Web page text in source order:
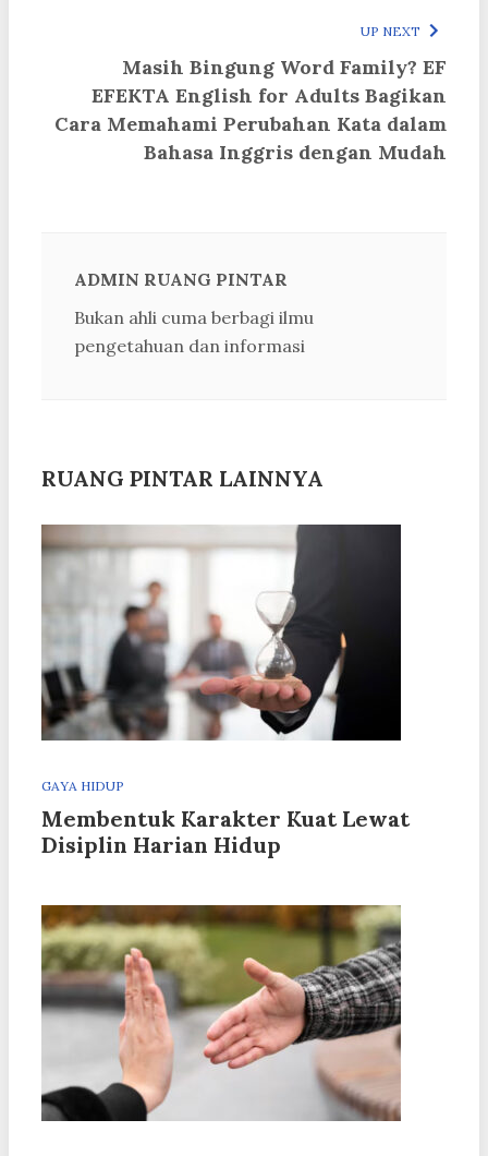
UP NEXT
Masih Bingung Word Family? EF
EFEKTA English for Adults Bagikan
Cara Memahami Perubahan Kata dalam
Bahasa Inggris dengan Mudah
ADMIN RUANG PINTAR
Bukan ahli cuma berbagi ilmu
pengetahuan dan informasi
RUANG PINTAR LAINNYA
GAYA HIDUP
Membentuk Karakter Kuat Lewat
Disiplin Harian Hidup